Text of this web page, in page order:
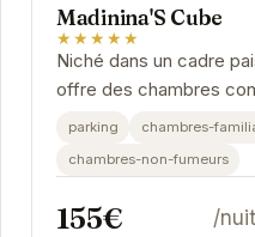
Madinina'S Cube
★★★★★
Niché dans un cadre
offre des chambres
chaleureux.
parking chambres-
chambres-non-fumeurs
155€ /nuit